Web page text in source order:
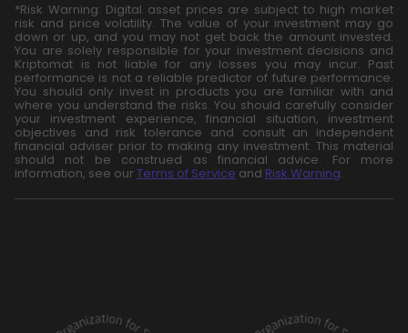
*Risk Warning: Digital asset prices are subject to high market
risk and price volatility. The value of your investment may go
down or up, and you may not get back the amount invested.
You are solely responsible for your investment decisions and
Kriptomat is not liable for any losses you may incur. Past
performance is not a reliable predictor of future performance.
You should only invest in products you are familiar with and
where you understand the risks. You should carefully consider
your investment experience, financial situation, investment
objectives and risk tolerance and consult an independent
financial adviser prior to making any investment. This material
should not be construed as financial advice. For more
information, see our Terms of Service and Risk Warning.